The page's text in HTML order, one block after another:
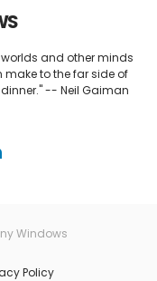
and other minds
to the far side of
-- Neil Gaiman
Windows
Policy